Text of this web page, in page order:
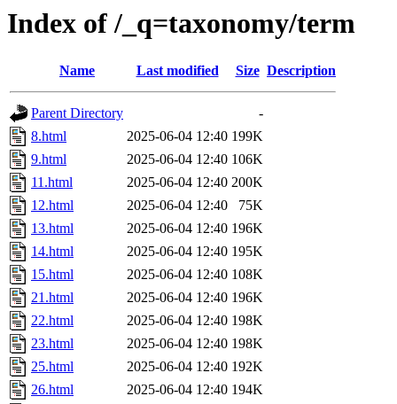
Index of /_q=taxonomy/term
Name Last modified Size Description
Parent Directory
-
8.html
2025-06-04 12:40 199K
9.html
2025-06-04 12:40 106K
11.html
2025-06-04 12:40 200K
12.html
2025-06-04 12:40
75K
13.html
2025-06-04 12:40 196K
14.html
2025-06-04 12:40 195K
15.html
2025-06-04 12:40 108K
21.html
2025-06-04 12:40 196K
22.html
2025-06-04 12:40 198K
23.html
2025-06-04 12:40 198K
25.html
2025-06-04 12:40 192K
26.html
2025-06-04 12:40 194K